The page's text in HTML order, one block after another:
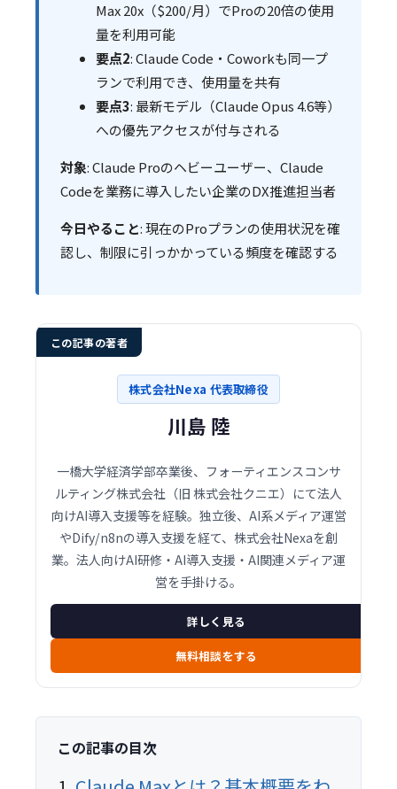
Max 20x（$200/月）でProの20倍の使用
量を利用可能
要点2: Claude Code・Coworkも同一プ
ランで利用でき、使用量を共有
要点3: 最新モデル（Claude Opus 4.6等）
への優先アクセスが付与される
対象: Claude Proのヘビーユーザー、Claude
Codeを業務に導入したい企業のDX推進担当者
今日やること: 現在のProプランの使用状況を確
認し、制限に引っかかっている頻度を確認する
この記事の著者
株式会社Nexa 代表取締役
川島 陸
一橋大学経済学部卒業後、フォーティエンスコンサ
ルティング株式会社（旧 株式会社クニエ）にて法人
向けAI導入支援等を経験。独立後、AI系メディア運営
やDify/n8nの導入支援を経て、株式会社Nexaを創
業。法人向けAI研修・AI導入支援・AI関連メディア運
営を手掛ける。
詳しく見る
無料相談をする
この記事の目次